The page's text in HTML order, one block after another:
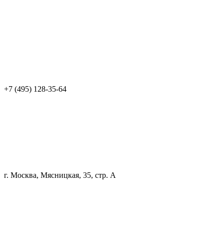
+7 (495) 128-35-64
г. Москва, Мясницкая, 35, стр. А